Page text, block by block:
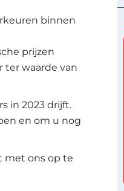
binnen
prijzen
ter waarde van
in 2023 drijft.
en om u nog
met ons op te